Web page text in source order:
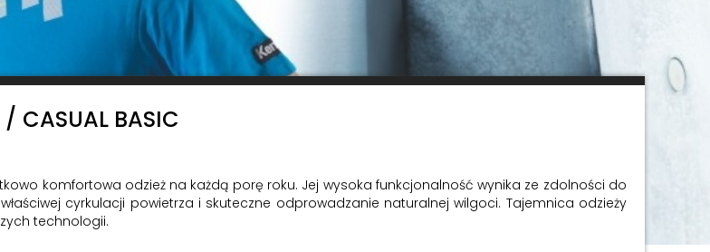
/ CASUAL BASIC
komfortowa odzież na każdą porę roku. Jej wysoka funkcjonalność wynika ze zdolności do
cyrkulacji powietrza i skuteczne odprowadzanie naturalnej wilgoci. Tajemnica odzieży
technologii.